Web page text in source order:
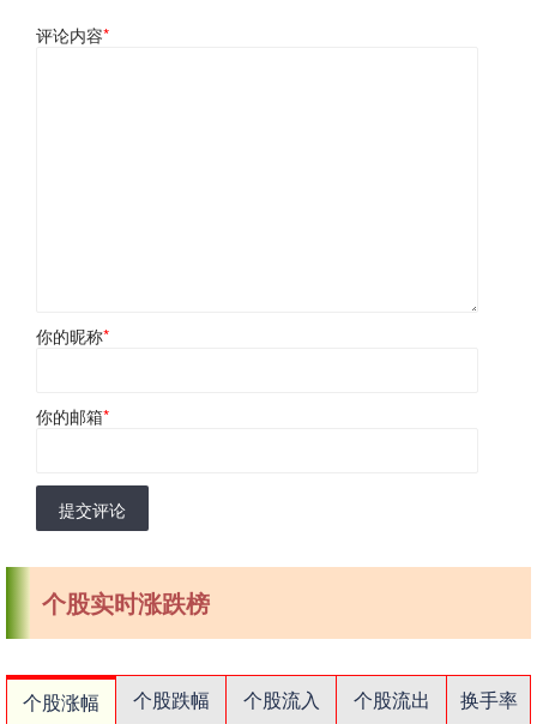
评论内容*
你的昵称*
你的邮箱*
提交评论
个股实时涨跌榜
个股涨幅 个股跌幅 个股流入 个股流出
换手率